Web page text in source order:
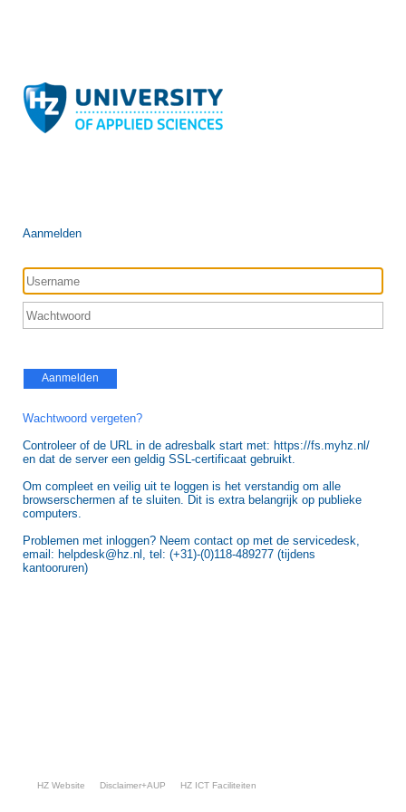
Aanmelden
Aanmelden
Wachtwoord vergeten?
Controleer of de URL in de adresbalk start met: https://fs.myhz.nl/
en dat de server een geldig SSL-certificaat gebruikt.
Om compleet en veilig uit te loggen is het verstandig om alle
browserschermen af te sluiten. Dit is extra belangrijk op publieke
computers.
Problemen met inloggen? Neem contact op met de servicedesk,
email: helpdesk@hz.nl, tel: (+31)-(0)118-489277 (tijdens
kantooruren)
HZ Website Disclaimer+AUP HZ ICT Faciliteiten